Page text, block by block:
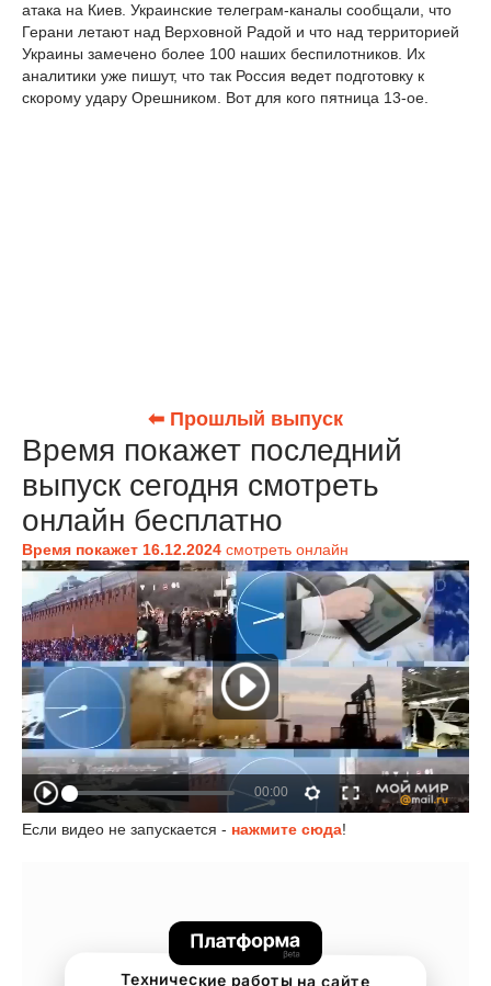
атака на Киев. Украинские телеграм-каналы сообщали, что
Герани летают над Верховной Радой и что над территорией
Украины замечено более 100 наших беспилотников. Их
аналитики уже пишут, что так Россия ведет подготовку к
скорому удару Орешником. Вот для кого пятница 13-ое.
⬅ Прошлый выпуск
Время покажет последний
выпуск сегодня смотреть
онлайн бесплатно
Время покажет 16.12.2024 смотреть онлайн
Если видео не запускается - нажмите сюда!